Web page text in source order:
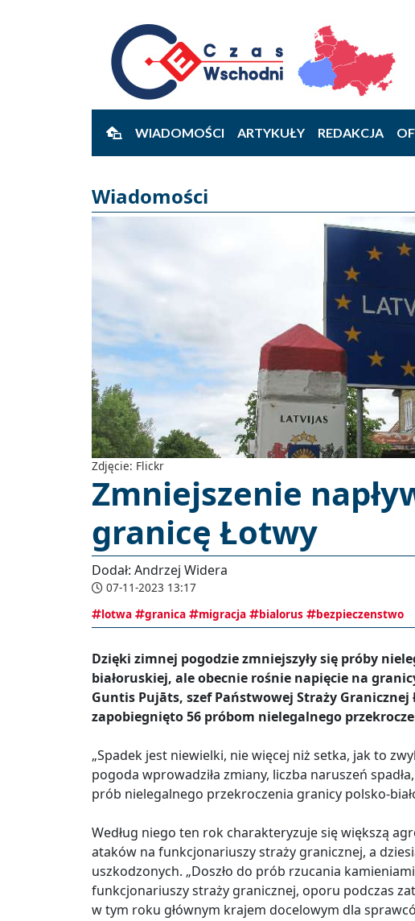
WIADOMOŚCI ARTYKUŁY REDAKCJA
Wiadomości
Zdjęcie: Flickr
Zmniejszenie
granicę Łotwy
Dodał: Andrzej Widera
07-11-2023 13:17
lotwa
granica migracja bialorus bezpieczenstwo
Dzięki zimnej pogodzie zmniejszyły się próby
białoruskiej, ale obecnie rośnie napięcie na
Guntis Pujāts, szef Państwowej Straży
zapobiegnięto 56 próbom nielegalnego
„Spadek jest niewielki, nie więcej niż setka, jak to
pogoda wprowadziła zmiany, liczba naruszeń
prób nielegalnego przekroczenia granicy polsko-
Według niego ten rok charakteryzuje się większą
ataków na funkcjonariuszy straży granicznej, a
uszkodzonych. „Doszło do prób rzucania
funkcjonariuszy straży granicznej, oporu podczas
w tym roku głównym krajem docelowym dla